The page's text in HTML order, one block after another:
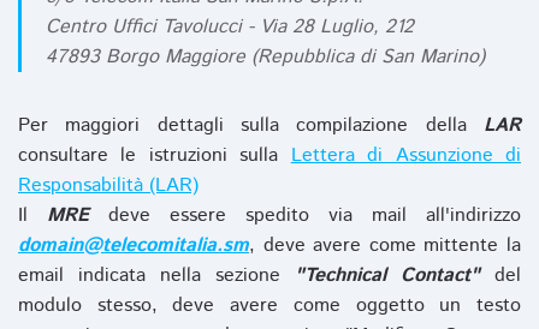
Centro Uffici Tavolucci - Via 28 Luglio, 212
47893 Borgo Maggiore (Repubblica di San Marino)
Per maggiori dettagli sulla compilazione della LAR
consultare le istruzioni sullaLettera di Assunzione di
Responsabilità (LAR)
Il MREdeve essere spedito via mail all'indirizzo
domain@telecomitalia.sm, deve avere come mittente la
email indicata nella sezione
"Technical Contact"del
modulo stesso, deve avere come oggetto un testo